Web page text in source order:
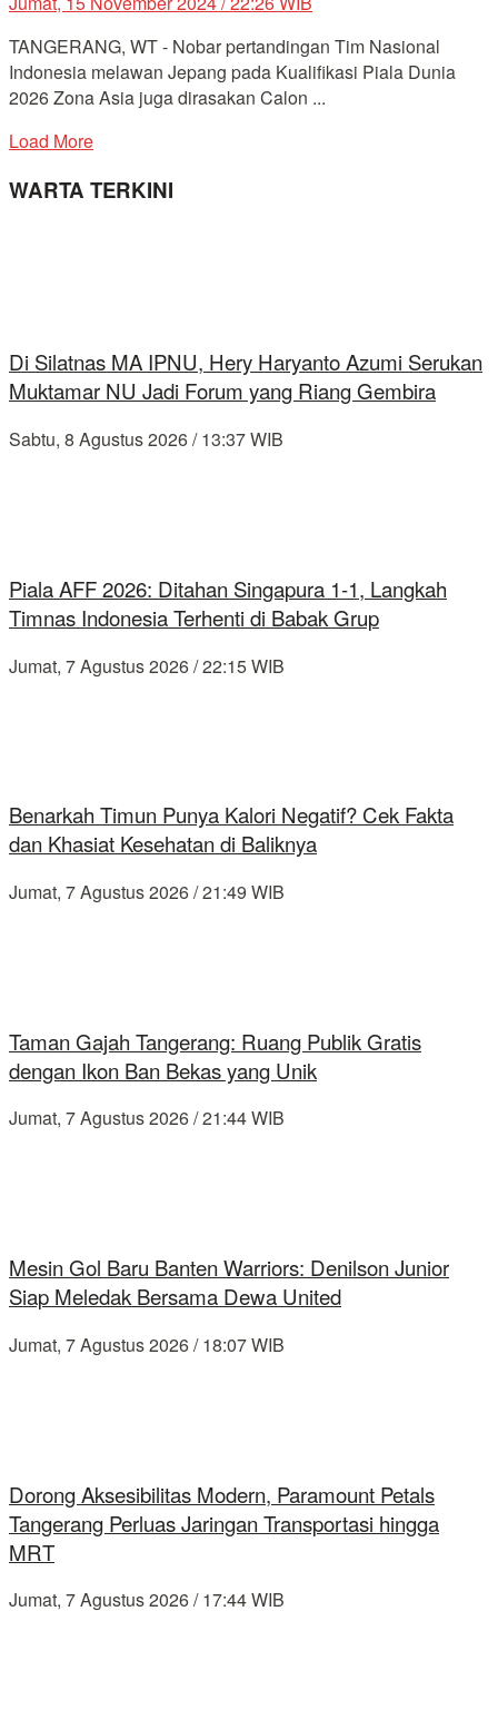
TANGERANG, WT - Nobar pertandingan Tim Nasional
Indonesia melawan Jepang pada Kualifikasi Piala Dunia
2026 Zona Asia juga dirasakan Calon ...
Load More
WARTA TERKINI
Di Silatnas MA IPNU, Hery Haryanto Azumi Serukan
Muktamar NU Jadi Forum yang Riang Gembira
Sabtu, 8 Agustus 2026 / 13:37 WIB
Piala AFF 2026: Ditahan Singapura 1-1, Langkah
Timnas Indonesia Terhenti di Babak Grup
Jumat, 7 Agustus 2026 / 22:15 WIB
Benarkah Timun Punya Kalori Negatif? Cek Fakta
dan Khasiat Kesehatan di Baliknya
Jumat, 7 Agustus 2026 / 21:49 WIB
Taman Gajah Tangerang: Ruang Publik Gratis
dengan Ikon Ban Bekas yang Unik
Jumat, 7 Agustus 2026 / 21:44 WIB
Mesin Gol Baru Banten Warriors: Denilson Junior
Siap Meledak Bersama Dewa United
Jumat, 7 Agustus 2026 / 18:07 WIB
Dorong Aksesibilitas Modern, Paramount Petals
Tangerang Perluas Jaringan Transportasi hingga
MRT
Jumat, 7 Agustus 2026 / 17:44 WIB